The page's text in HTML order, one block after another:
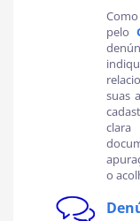
pelo
suas
o